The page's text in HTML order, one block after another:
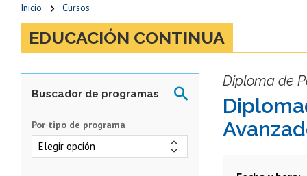
Inicio Cursos
EDUCACIÓN CONTINUA
Diploma de
Por tipo de programa